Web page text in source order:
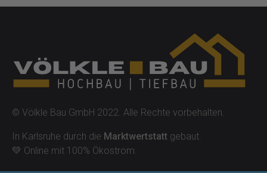
© Völkle Bau GmbH 2022. Alle Rechte vorbehalten.
In Karlsruhe durch die Marktwertstatt gebaut.
💚 Online mit 100% Ökostrom.